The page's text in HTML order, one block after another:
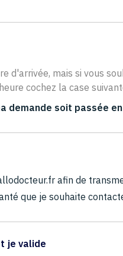
d'arrivée, mais si vous
cochez la case
demande soit passée
afin de
que je souhaite
je valide